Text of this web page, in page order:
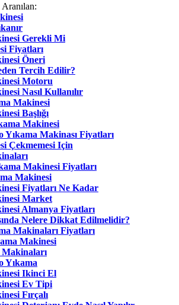
Gerekli Mi
Fiyatları
Öneri
Tercih Edilir?
Motoru
Nasıl Kullanılır
Makinesi
Başlığı
Makinesi
Yıkama Makinası Fiyatları
Çekmemesi Için
Makinesi Fiyatları
Makinesi
Fiyatları Ne Kadar
Market
Almanya Fiyatları
Nelere Dikkat Edilmelidir?
Makinaları Fiyatları
Makinesi
Makinaları
Yıkama
Ikinci El
Ev Tipi
Fırçalı